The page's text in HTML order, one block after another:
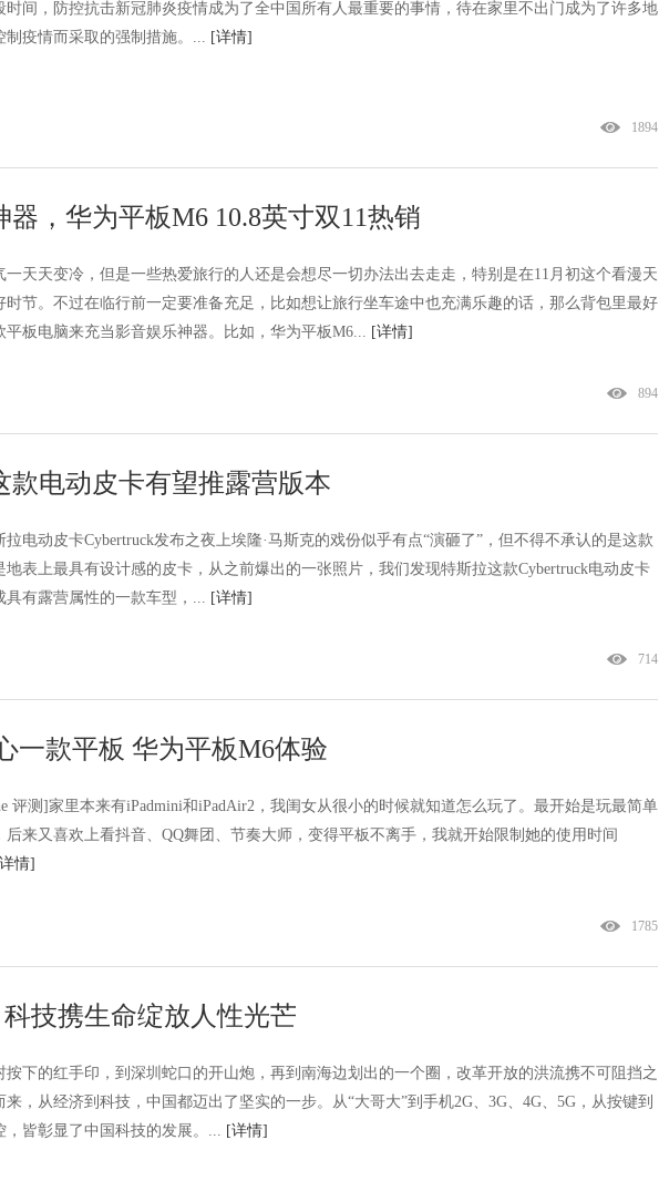
时间，防控抗击新冠肺炎疫情成为了全中国所有人最重要的事情，待在家里不出门成为了许多地
制疫情而采取的强制措施。... [详情]
1894
，华为平板M6 10.8英寸双11热销
一天天变冷，但是一些热爱旅行的人还是会想尽一切办法出去走走，特别是在11月初这个看漫天
时节。不过在临行前一定要准备充足，比如想让旅行坐车途中也充满乐趣的话，那么背包里最好
平板电脑来充当影音娱乐神器。比如，华为平板M6...
[详情]
894
款电动皮卡有望推露营版本
拉电动皮卡Cybertruck发布之夜上埃隆·马斯克的戏份似乎有点“演砸了”，但不得不承认的是这款
地表上最具有设计感的皮卡，从之前爆出的一张照片，我们发现特斯拉这款Cybertruck电动皮卡
具有露营属性的一款车型，... [详情]
714
一款平板 华为平板M6体验
评测]家里本来有iPadmini和iPadAir2，我闺女从很小的时候就知道怎么玩了。最开始是玩最简单
后来又喜欢上看抖音、QQ舞团、节奏大师，变得平板不离手，我就开始限制她的使用时间
情]
1785
技携生命绽放人性光芒
按下的红手印，到深圳蛇口的开山炮，再到南海边划出的一个圈，改革开放的洪流携不可阻挡之
来，从经济到科技，中国都迈出了坚实的一步。从“大哥大”到手机2G、3G、4G、5G，从按键到
，皆彰显了中国科技的发展。... [详情]